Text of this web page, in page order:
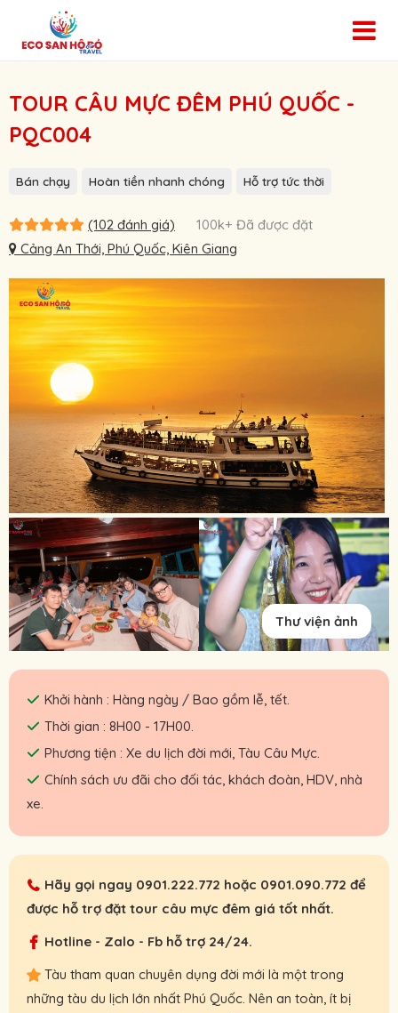
TOUR CÂU MỰC ĐÊM PHÚ QUỐC -
PQC004
Bán chạy Hoàn tiền nhanh chóng Hỗ trợ tức thời
(102 đánh giá)
100k+ Đã được đặt
Cảng An Thới, Phú Quốc, Kiên Giang
Thư viện ảnh
Khởi hành : Hàng ngày / Bao gồm lễ, tết.
Thời gian : 8H00 - 17H00.
Phương tiện : Xe du lịch đời mới, Tàu Câu Mực.
Chính sách ưu đãi cho đối tác, khách đoàn, HDV, nhà
xe.
Hãy gọi ngay 0901.222.772 hoặc 0901.090.772 để
được hỗ trợ đặt tour câu mực đêm giá tốt nhất.
Hotline - Zalo - Fb hỗ trợ 24/24.
Tàu tham quan chuyên dụng đời mới là một trong
những tàu du lịch lớn nhất Phú Quốc. Nên an toàn, ít bị